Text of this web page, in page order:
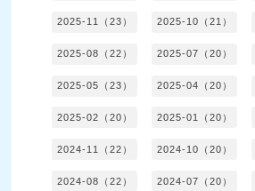
2025-11（23） 2025-10（21）
2025-08（22） 2025-07（20）
2025-05（23） 2025-04（20）
2025-02（20） 2025-01（20）
2024-11（22） 2024-10（20）
2024-08（22） 2024-07（20）